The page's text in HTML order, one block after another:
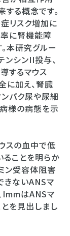
る概念です。
リスク増加に
に腎機能障
本研究グルー
ンシンII投与、
するマウス
に加え、腎臓
パク尿や尿細
様の病態を示
スの血中で低
ることを明らか
ン受容体阻害
きないANSマ
ImmはANSマ
を見出しまし